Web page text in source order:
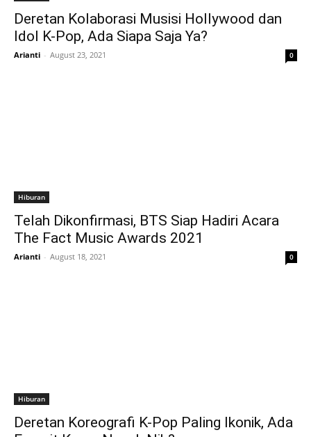
Deretan Kolaborasi Musisi Hollywood dan
Idol K-Pop, Ada Siapa Saja Ya?
Arianti - August 23, 2021 0
Hiburan
Telah Dikonfirmasi, BTS Siap Hadiri Acara
The Fact Music Awards 2021
Arianti - August 18, 2021 0
Hiburan
Deretan Koreografi K-Pop Paling Ikonik, Ada